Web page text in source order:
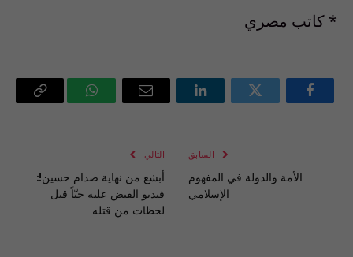
* كاتب مصري
فيسبوك تويتر لينكدإن
البريد
واتساب Copy
السابق
الأمة والدولة في المفهوم
الإسلامي
التالي
أبشع من نهاية صدام حسين!:
فيديو القبض عليه حيّاً قبل
لحظات من قتله